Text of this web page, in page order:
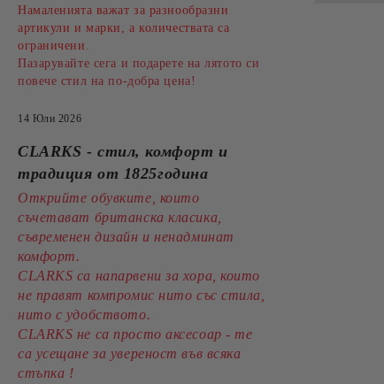
Намаленията важат за разнообразни
артикули и марки, а количествата са
ограничени.
Пазарувайте сега и подарете на лятото си
повече стил на по-добра цена!
14 Юли 2026
CLARKS - стил, комфорт и
традиция от 1825година
Открийте обувките, които
съчетават британска класика,
съвременен дизайн и ненадминат
комфорт.
CLARKS са напарвени за хора, които
не правят компромис нито със стила,
нито с удобството.
CLARKS не са просто аксесоар - те
са усещане за увереност във всяка
стъпка !